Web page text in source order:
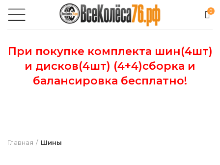
0
При покупке комплекта шин(4шт)
и дисков(4шт) (4+4)сборка и
балансировка бесплатно!
Главная Шины